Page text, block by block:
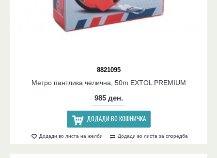
8821095
Метро пантлика челична, 50m EXTOL PREMIUM
985 ден.
ДОДАДИ ВО КОШНИЧКА
Додади во листа на желби Додади во листа за споредба